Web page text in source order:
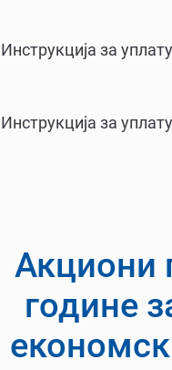
Инструкција за
Инструкција за
Акциони
године